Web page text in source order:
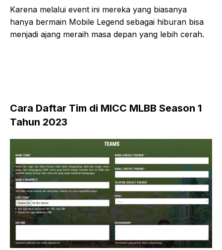
Karena melalui event ini mereka yang biasanya
hanya bermain Mobile Legend sebagai hiburan bisa
menjadi ajang meraih masa depan yang lebih cerah.
Cara Daftar Tim di MICC MLBB Season 1
Tahun 2023